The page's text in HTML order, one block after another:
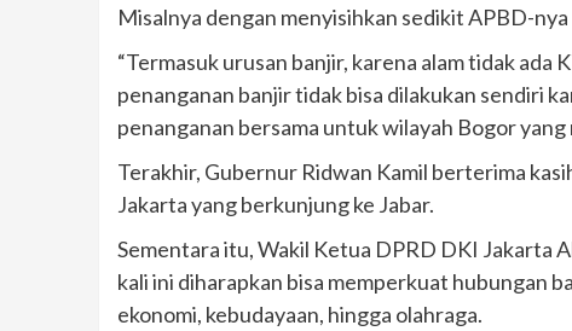
Misalnya dengan menyisihkan sedikit APBD-
“Termasuk urusan banjir, karena alam tidak ada
penanganan banjir tidak bisa dilakukan sendiri
penanganan bersama untuk wilayah Bogor
Terakhir, Gubernur Ridwan Kamil berterima
Jakarta yang berkunjung ke Jabar.
Sementara itu, Wakil Ketua DPRD DKI Jakarta
kali ini diharapkan bisa memperkuat hubungan
ekonomi, kebudayaan, hingga olahraga.